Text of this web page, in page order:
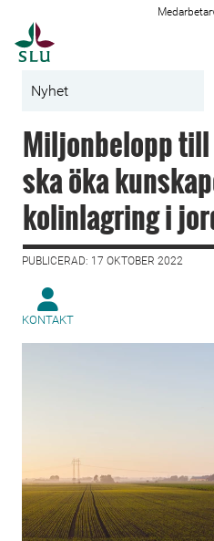
Nyhet
Miljonbelopp till
ska öka
kolinlagring i
PUBLICERAD: 17 OKTOBER 2022
KONTAKT